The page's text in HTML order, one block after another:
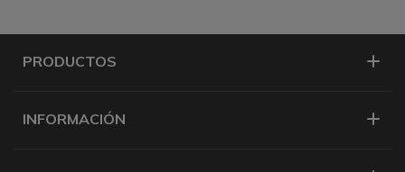
PRODUCTOS
INFORMACIÓN